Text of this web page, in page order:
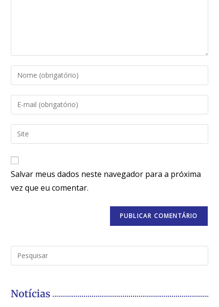
Salvar meus dados neste navegador para a próxima
vez que eu comentar.
Notícias